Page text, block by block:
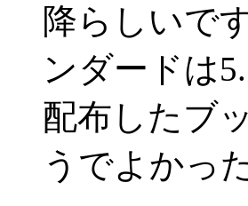
降らしいで
ンダードは
配布したブ
うでよかっ